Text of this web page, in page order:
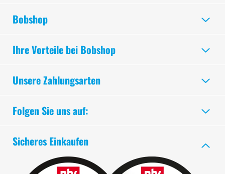
Bobshop
Ihre Vorteile bei Bobshop
Unsere Zahlungsarten
Folgen Sie uns auf:
Sicheres Einkaufen